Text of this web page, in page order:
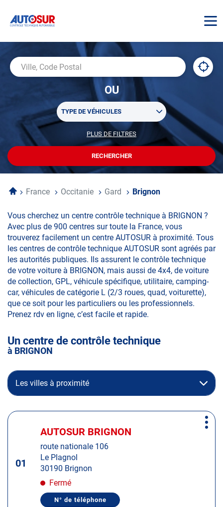
Code
Postal
À
,
OU
Sélectionner
un
plusieurs
recherche
TYPE DE VÉHICULES
PLUS DE FILTRES
POUR
PERSONNALISER
VOTRE
RECHERCHE
RECHERCHER
UN
CENTRE
AUTOSUR
AccueilFrance Occitanie Gard Brignon
Vous cherchez un centre contrôle technique à BRIGNON ?
Avec plus de 900 centres sur toute la France, vous
trouverez facilement un centre AUTOSUR à proximité. Tous
les centres de contrôle technique AUTOSUR sont agréés par
les autorités publiques. Ils assurent le contrôle technique
de votre voiture à BRIGNON, mais aussi de 4x4, de voiture
de collection, GPL, véhicule spécifique, utilitaire, camping-
car, véhicules de catégorie L (2/3 roues, quad, voiturette),
que ce soit pour les particuliers ou les professionnels.
Prenez rdv en ligne, c’est facile et rapide.
Un centre de contrôle technique
à BRIGNON
Les villes à proximité
Appuyer
ENTRÉE
01
Centre
AUTOSUR BRIGNON
route nationale 106
Le Plagnol
30190 Brignon
Fermé
N° de téléphone
AFFICHER
Plus